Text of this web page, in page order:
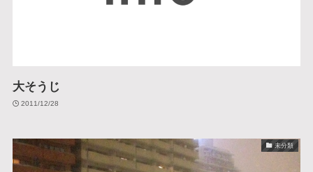
大そうじ
2011/12/28
未分類